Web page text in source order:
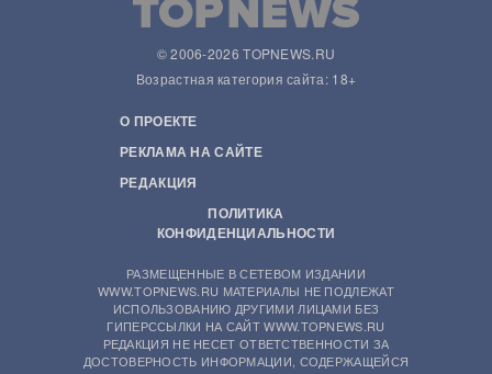
© 2006-2026 TOPNEWS.RU
Возрастная категория сайта: 18+
О ПРОЕКТЕ
РЕКЛАМА НА САЙТЕ
РЕДАКЦИЯ
ПОЛИТИКА
КОНФИДЕНЦИАЛЬНОСТИ
РАЗМЕЩЕННЫЕ В СЕТЕВОМ ИЗДАНИИ
WWW.TOPNEWS.RU МАТЕРИАЛЫ НЕ ПОДЛЕЖАТ
ИСПОЛЬЗОВАНИЮ ДРУГИМИ ЛИЦАМИ БЕЗ
ГИПЕРССЫЛКИ НА САЙТ WWW.TOPNEWS.RU
РЕДАКЦИЯ НЕ НЕСЕТ ОТВЕТСТВЕННОСТИ ЗА
ДОСТОВЕРНОСТЬ ИНФОРМАЦИИ, СОДЕРЖАЩЕЙСЯ